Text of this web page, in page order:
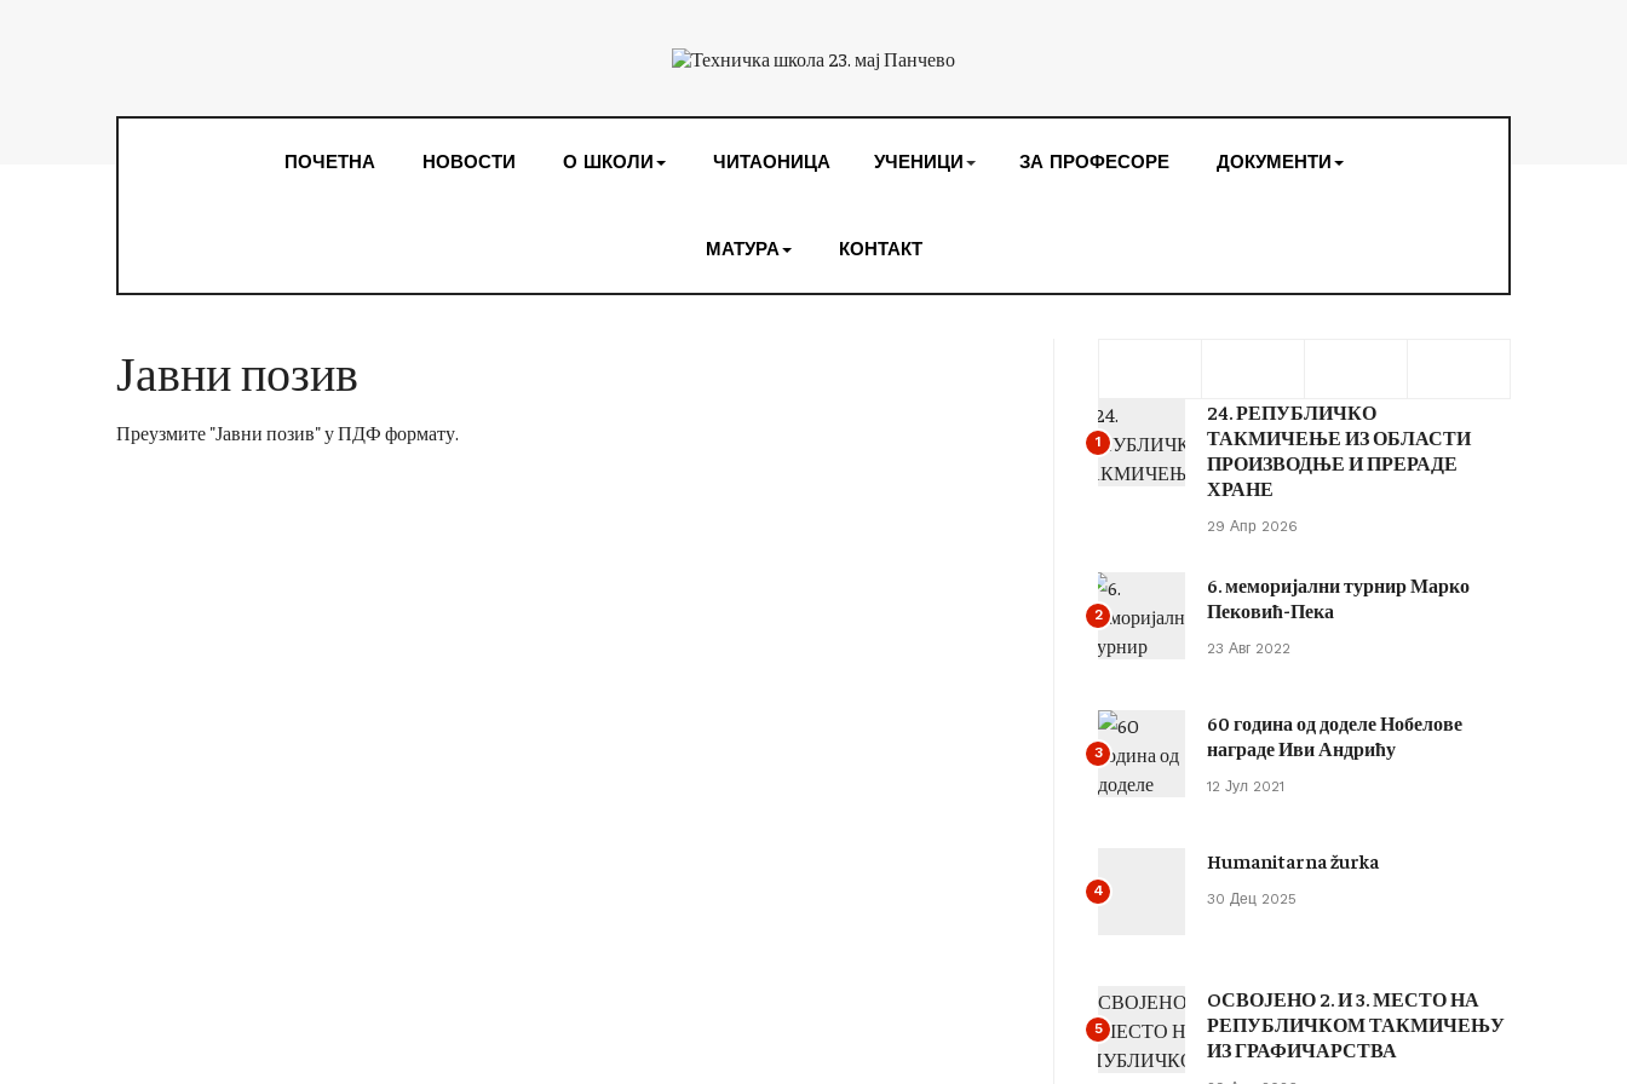
ПОЧЕТНА НОВОСТИ О ШКОЛИ ЧИТАОНИЦА УЧЕНИЦИ ЗА ПРОФЕСОРЕ ДОКУМЕНТИ
МАТУРА КОНТАКТ
Јавни позив
Преузмите "Јавни позив" у ПДФ формату. 1
24. РЕПУБЛИЧКО
ТАКМИЧЕЊЕ ИЗ ОБЛАСТИ
ПРОИЗВОДЊЕ И ПРЕРАДЕ
ХРАНЕ
29 Апр 2026
2
6. меморијални турнир Марко
Пековић-Пека
23 Авг 2022
3
60 година од доделе Нобелове
награде Иви Андрићу
12 Јул 2021
4
Humanitarna žurka
30 Дец 2025
5
OСВОЈЕНО 2. И 3. МЕСТО НА
РЕПУБЛИЧКОМ ТАКМИЧЕЊУ
ИЗ ГРАФИЧАРСТВА